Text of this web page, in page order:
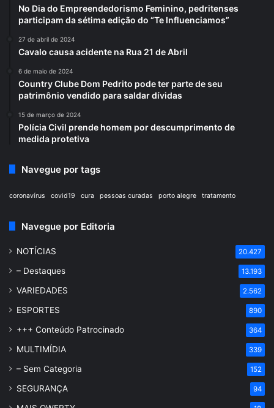
No Dia do Empreendedorismo Feminino, pedritenses
participam da sétima edição do “Te Influenciamos”
27 de abril de 2024
Cavalo causa acidente na Rua 21 de Abril
6 de maio de 2024
Country Clube Dom Pedrito pode ter parte de seu
patrimônio vendido para saldar dívidas
15 de março de 2024
Polícia Civil prende homem por descumprimento de
medida protetiva
Navegue por tags
coronavírus covid19 cura pessoas curadas porto alegre tratamento
Navegue por Editoria
NOTÍCIAS 20.427
– Destaques 13.193
VARIEDADES 2.562
ESPORTES 890
+++ Conteúdo Patrocinado 364
MULTIMÍDIA 339
– Sem Categoria 152
SEGURANÇA 94